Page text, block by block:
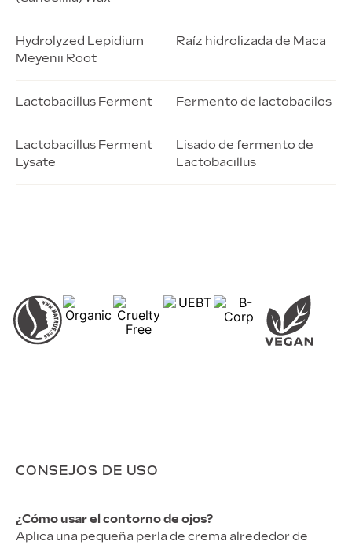
Lactobacillus Ferment
Lysate
Lisado de fermento de
Lactobacillus
Hydrolyzed Lepidium
Meyenii Root
Raíz hidrolizada de Maca
Lactobacillus Ferment Fermento de lactobacilos
CONSEJOS DE USO
¿Cómo usar el contorno de ojos?
Aplica una pequeña perla de crema alrededor de